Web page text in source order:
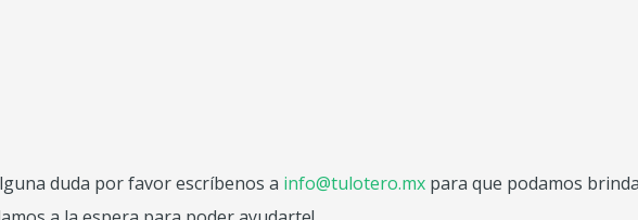
duda por favor escríbenos a info@tulotero.mx para que podamos